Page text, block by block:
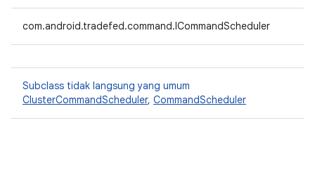
com.android.tradefed.command.ICommandScheduler
Subclass tidak langsung yang umum
ClusterCommandScheduler, CommandScheduler